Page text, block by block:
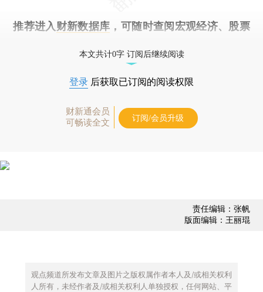
推荐进入 财新数据库 ，可随时查阅宏观经济、股票
本文共计0字 订阅后继续阅读
登录 后获取已订阅的阅读权限
财新通会员
可畅读全文
订阅/会员升级
责任编辑：张帆
版面编辑：王丽琨
观点频道所发布文章及图片之版权属作者本人及/或相关权利
人所有，未经作者及/或相关权利人单独授权，任何网站、平